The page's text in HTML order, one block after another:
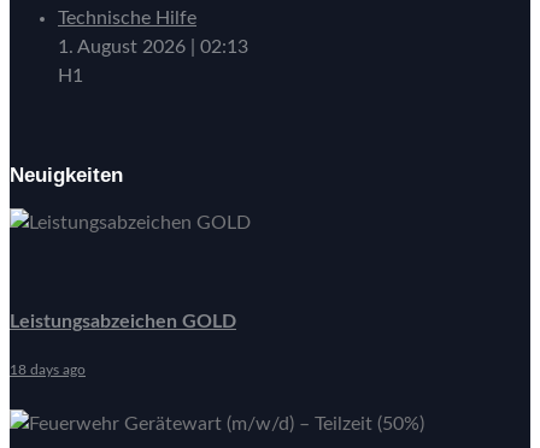
Technische Hilfe
1. August 2026
02:13
H1
Neuigkeiten
Leistungsabzeichen GOLD
18 days ago